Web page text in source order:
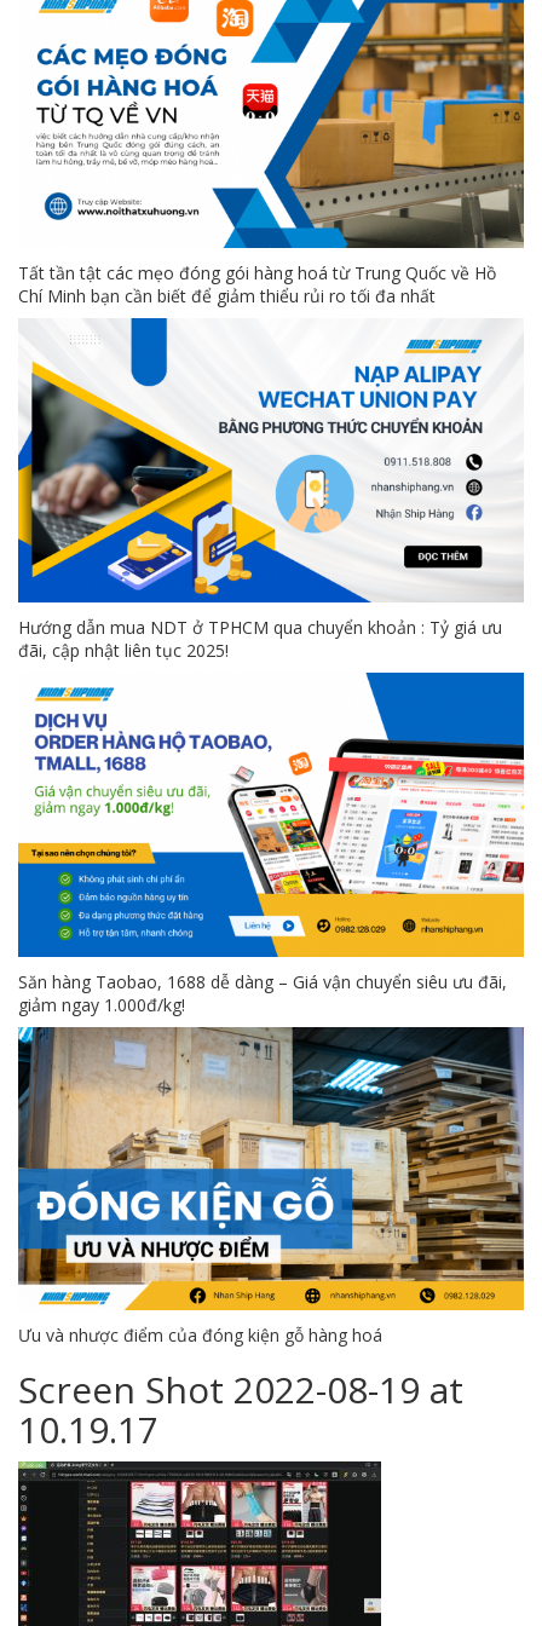
Tất tần tật các mẹo đóng gói hàng hoá từ Trung Quốc về Hồ
Chí Minh bạn cần biết để giảm thiểu rủi ro tối đa nhất
Hướng dẫn mua NDT ở TPHCM qua chuyển khoản : Tỷ giá ưu
đãi, cập nhật liên tục 2025!
Săn hàng Taobao, 1688 dễ dàng – Giá vận chuyển siêu ưu đãi,
giảm ngay 1.000đ/kg!
Ưu và nhược điểm của đóng kiện gỗ hàng hoá
Screen Shot 2022-08-19 at
10.19.17